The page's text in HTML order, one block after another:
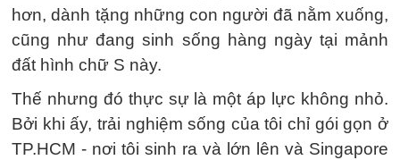
hơn, dành tặng những con người đã nằm xuống,
cũng như đang sinh sống hàng ngày tại mảnh
đất hình chữ S này.
Thế nhưng đó thực sự là một áp lực không nhỏ.
Bởi khi ấy, trải nghiệm sống của tôi chỉ gói gọn ở
TP.HCM - nơi tôi sinh ra và lớn lên và Singapore